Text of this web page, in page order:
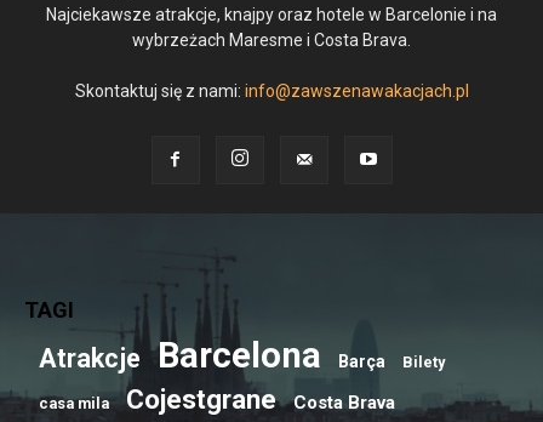
Najciekawsze atrakcje, knajpy oraz hotele w Barcelonie i na
wybrzeżach Maresme i Costa Brava.
Skontaktuj się z nami: info@zawszenawakacjach.pl
TAGI
Atrakcje Barcelona Barça Bilety
casa mila Cojestgrane Costa Brava